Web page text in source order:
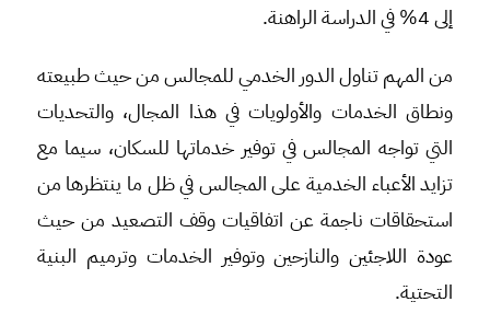
إلى 4% في الدراسة الراهنة.
من المهم تناول الدور الخدمي للمجالس من حيث طبيعته
ونطاق الخدمات والأولويات في هذا المجال، والتحديات
التي تواجه المجالس في توفير خدماتها للسكان، سيما مع
تزايد الأعباء الخدمية على المجالس في ظل ما ينتظرها من
استحقاقات ناجمة عن اتفاقيات وقف التصعيد من حيث
عودة اللاجئين والنازحين وتوفير الخدمات وترميم البنية
التحتية.